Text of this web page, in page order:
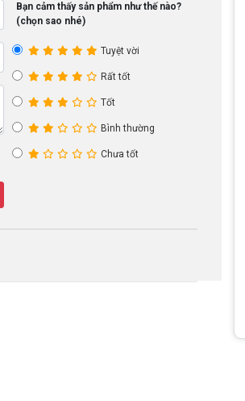
Bạn cảm thấy sản phẩm như thế nào?
(chọn sao nhé)
Tuyệt vời
Rất tốt
Tốt
Bình thường
Chưa tốt